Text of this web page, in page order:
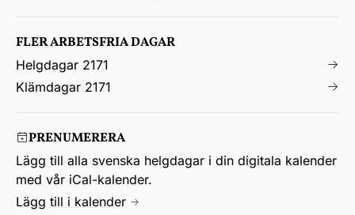
FLER ARBETSFRIA DAGAR
Helgdagar 2171
Klämdagar 2171
PRENUMERERA
Lägg till alla svenska helgdagar i din digitala kalender
med vår iCal-kalender.
Lägg till i kalender